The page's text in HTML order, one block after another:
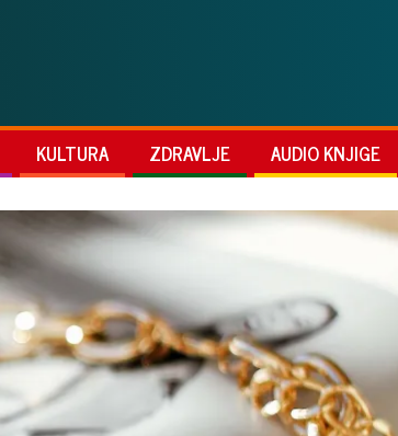
KULTURA ZDRAVLJE AUDIO KNJIGE